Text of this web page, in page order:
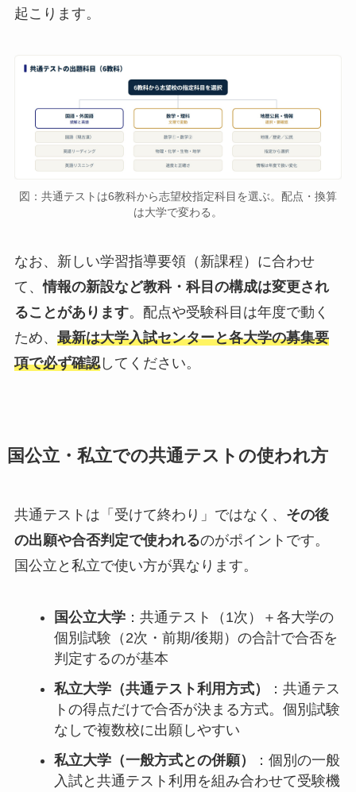
起こります。
図：共通テストは6教科から志望校指定科目を選ぶ。配点・換算
は大学で変わる。
なお、新しい学習指導要領（新課程）に合わせ
て、情報の新設など教科・科目の構成は変更され
ることがあります。配点や受験科目は年度で動く
ため、 最新は大学入試センターと各大学の募集要
項で必ず確認してください。
国公立・私立での共通テストの使われ方
共通テストは「受けて終わり」ではなく、 その後
の出願や合否判定で使われるのがポイントです。
国公立と私立で使い方が異なります。
国公立大学 ：共通テスト（1次）＋各大学の
個別試験（2次・前期/後期）の合計で合否を
判定するのが基本
私立大学（共通テスト利用方式）
：共通テス
トの得点だけで合否が決まる方式。個別試験
なしで複数校に出願しやすい
私立大学（一般方式との併願）
：個別の一般
入試と共通テスト利用を組み合わせて受験機